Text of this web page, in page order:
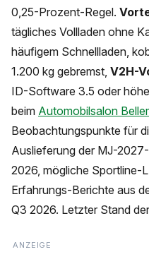
0,25-Prozent-Regel.
tägliches Vollladen ohne
häufigem Schnellladen,
1.200 kg gebremst, V2H-
ID-Software 3.5 oder
beim Automobilsalon
Beobachtungspunkte für
Auslieferung der MJ-
2026, mögliche Sportline-
Erfahrungs-Berichte aus
Q3 2026. Letzter Stand